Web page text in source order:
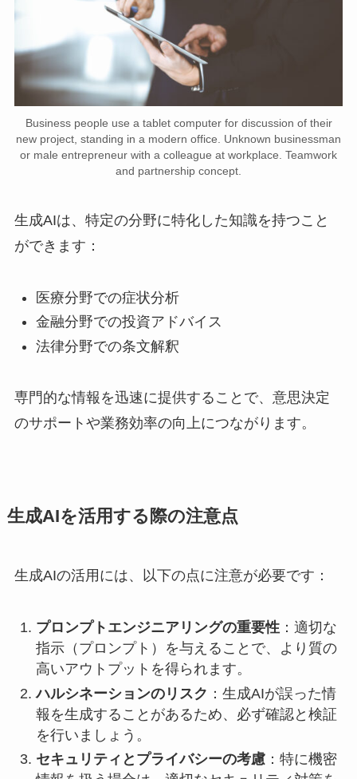
Business people use a tablet computer for discussion of their
new project, standing in a modern office. Unknown businessman
or male entrepreneur with a colleague at workplace. Teamwork
and partnership concept.
生成AIは、特定の分野に特化した知識を持つこと
ができます：
医療分野での症状分析
金融分野での投資アドバイス
法律分野での条文解釈
専門的な情報を迅速に提供することで、意思決定
のサポートや業務効率の向上につながります。
生成AIを活用する際の注意点
生成AIの活用には、以下の点に注意が必要です：
プロンプトエンジニアリングの重要性：適切な
指示（プロンプト）を与えることで、より質の
高いアウトプットを得られます。
ハルシネーションのリスク ：生成AIが誤った情
報を生成することがあるため、必ず確認と検証
を行いましょう。
セキュリティとプライバシーの考慮：特に機密